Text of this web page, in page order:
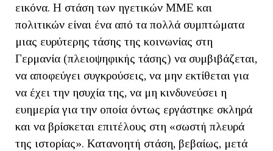
εικόνα. Η στάση των ηγετικών ΜΜΕ και
πολιτικών είναι ένα από τα πολλά συμπτώματα
μιας ευρύτερης τάσης της κοινωνίας στη
Γερμανία (πλειοψηφικής τάσης) να συμβιβάζεται,
να αποφεύγει συγκρούσεις, να μην εκτίθεται για
να έχει την ησυχία της, να μη κινδυνεύσει η
ευημερία για την οποία όντως εργάστηκε σκληρά
και να βρίσκεται επιτέλους στη «σωστή πλευρά
της ιστορίας». Κατανοητή στάση, βεβαίως, μετά